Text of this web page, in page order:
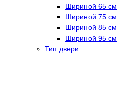
Шириной 65 см
Шириной 75 см
Шириной 85 см
Шириной 95 см
Тип двери